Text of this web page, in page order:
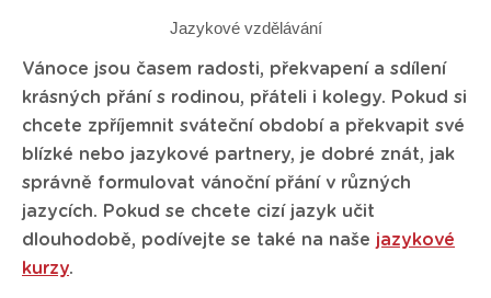
Jazykové vzdělávání
Vánoce jsou časem radosti, překvapení a sdílení
krásných přání s rodinou, přáteli i kolegy. Pokud si
chcete zpříjemnit sváteční období a překvapit své
blízké nebo jazykové partnery, je dobré znát, jak
správně formulovat vánoční přání v různých
jazycích. Pokud se chcete cizí jazyk učit
dlouhodobě, podívejte se také na naše jazykové
kurzy.